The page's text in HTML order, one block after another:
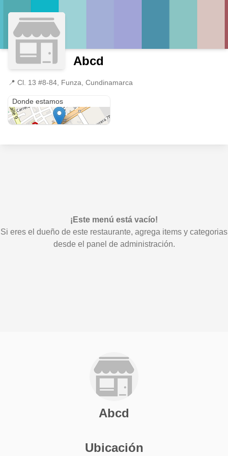
Abcd
📍 Cl. 13 #8-84, Funza, Cundinamarca
Donde estamos
¡Este menú está vacío!
Si eres el dueño de este restaurante, agrega items y categorias
desde el panel de administración.
Abcd
Ubicación